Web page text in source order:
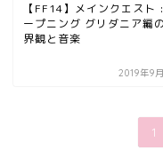
【FF14】メインクエスト
ープニング グリダニア編
界観と音楽
2019年9
1